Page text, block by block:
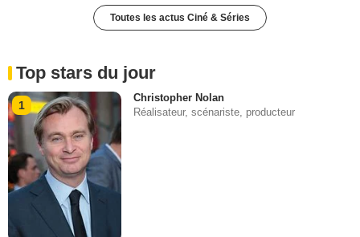
Toutes les actus Ciné & Séries
Top stars du jour
1
Christopher Nolan
Réalisateur, scénariste, producteur